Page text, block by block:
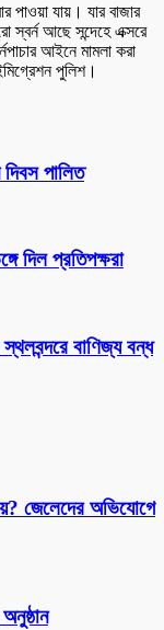
পাওয়া যায়। যার বাজার
আছে সন্দেহে এক্সরে
আইনে মামলা করা
পুলিশ।
পালিত
দিল প্রতিপক্ষরা
বাণিজ্য বন্ধ
জেলেদের অভিযোগে